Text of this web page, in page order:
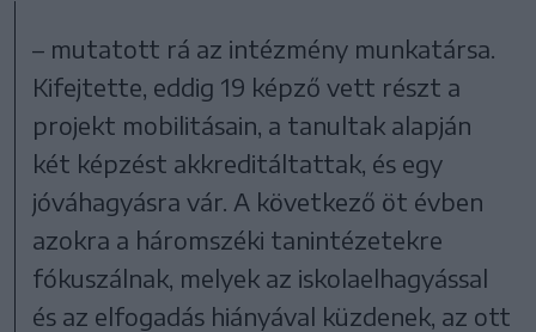
– mutatott rá az intézmény munkatársa.
Kifejtette, eddig 19 képző vett részt a
projekt mobilitásain, a tanultak alapján
két képzést akkreditáltattak, és egy
jóváhagyásra vár. A következő öt évben
azokra a háromszéki tanintézetekre
fókuszálnak, melyek az iskolaelhagyással
és az elfogadás hiányával küzdenek, az ott